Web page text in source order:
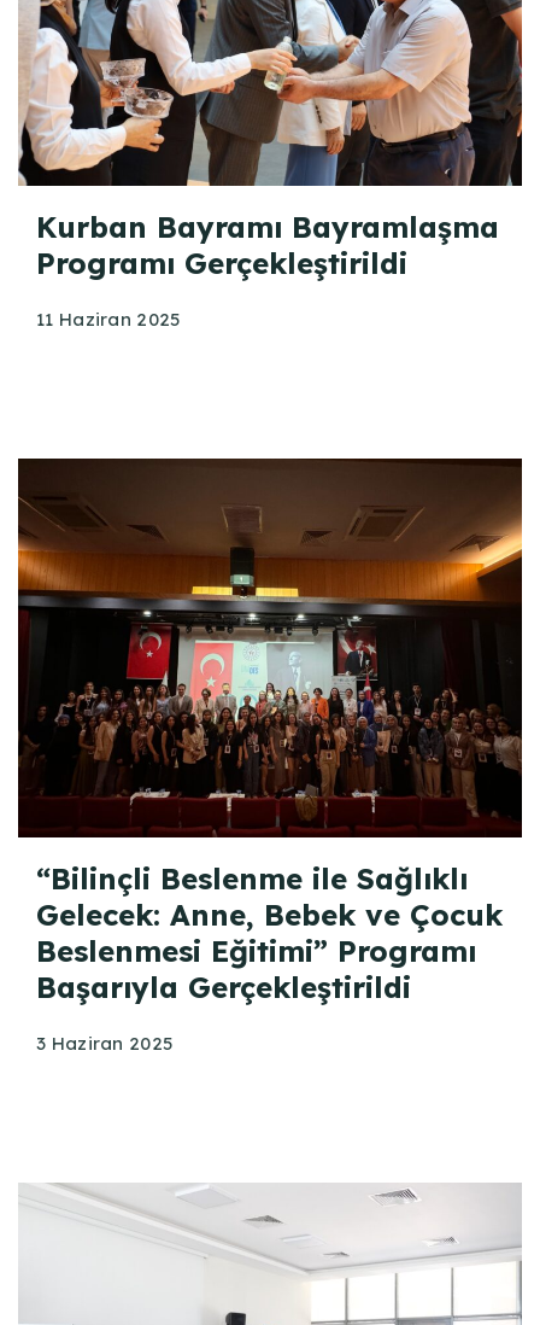
Kurban Bayramı Bayramlaşma
Programı Gerçekleştirildi
11 Haziran 2025
“Bilinçli Beslenme ile Sağlıklı
Gelecek: Anne, Bebek ve Çocuk
Beslenmesi Eğitimi” Programı
Başarıyla Gerçekleştirildi
3 Haziran 2025